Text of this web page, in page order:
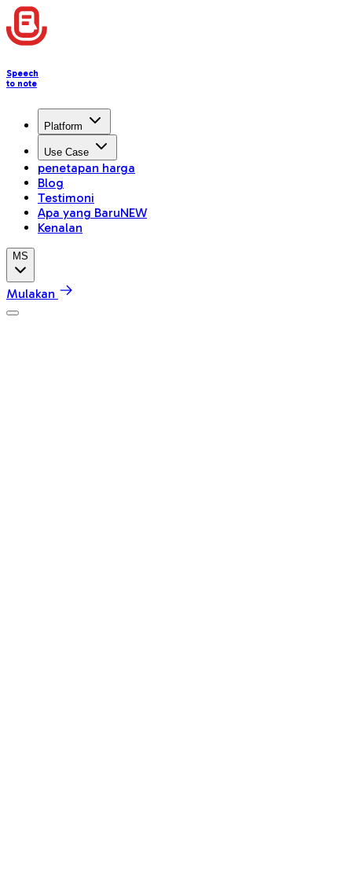
Speech
to note
Platform
Use Case
penetapan harga
Blog
Testimoni
Apa yang BaruNEW
Kenalan
MS
Mulakan